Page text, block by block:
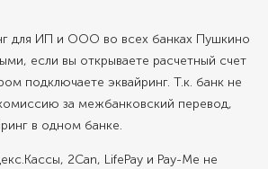
для ИП и ООО во всех банках Пушкино
если вы открываете расчетный счет
подключаете эквайринг. Т.к. банк не
за межбанковский перевод,
в одном банке.
2Can, LifePay и Pay-Me не